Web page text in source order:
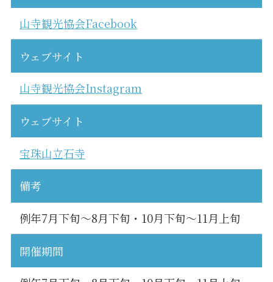
山寺観光協会Facebook
ウェブサイト
山寺観光協会Instagram
ウェブサイト
宝珠山立石寺
備考
例年7月下旬～8月下旬・10月下旬～11月上旬
開催期間